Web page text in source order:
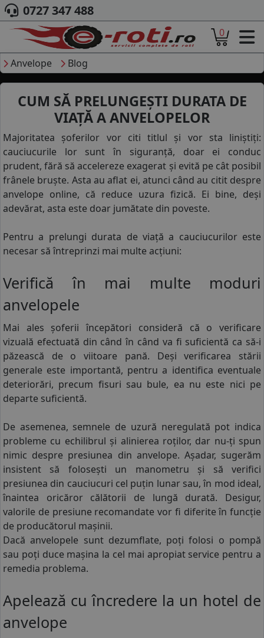
ACASA
DESPRE NOI
ANVELOPE
CAMION
MOTO
AGROINDUSTRIALE
CAUTARE DUPA
DIMENSIUNI
PRODUCATORI ANVELOPE
MARCA AUTO
BLOG
CONT
COS (
0 PRODUSE )
0727 347 488
0
Anvelope Blog
CUM SĂ PRELUNGEȘTI DURATA DE
VIAȚĂ A ANVELOPELOR
Majoritatea șoferilor vor citi titlul și vor sta liniștiți:
cauciucurile lor sunt în siguranță, doar ei conduc
prudent, fără să accelereze exagerat și evită pe cât posibil
frânele bruște. Asta au aflat ei, atunci când au citit despre
anvelope online, că reduce uzura fizică. Ei bine, deși
adevărat, asta este doar jumătate din poveste.
Pentru a prelungi durata de viață a cauciucurilor este
necesar să întreprinzi mai multe acțiuni:
Verifică în mai multe moduri
anvelopele
Mai ales șoferii începători consideră că o verificare
vizuală efectuată din când în când va fi suficientă ca să-i
păzească de o viitoare pană. Deși verificarea stării
generale este importantă, pentru a identifica eventuale
deteriorări, precum fisuri sau bule, ea nu este nici pe
departe suficientă.
De asemenea, semnele de uzură neregulată pot indica
probleme cu echilibrul și alinierea roților, dar nu-ți spun
nimic despre presiunea din anvelope. Așadar, sugerăm
insistent să folosești un manometru și să verifici
presiunea din cauciucuri cel puțin lunar sau, în mod ideal,
înaintea oricăror călătorii de lungă durată. Desigur,
valorile de presiune recomandate vor fi diferite în funcție
de producătorul mașinii.
Dacă anvelopele sunt dezumflate, poți folosi o pompă
sau poți duce mașina la cel mai apropiat service pentru a
remedia problema.
Apelează cu încredere la un hotel de
anvelope